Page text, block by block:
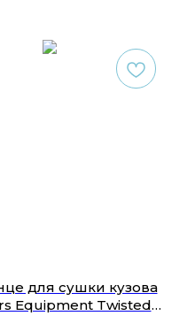
для сушки кузова
Equipment Twisted